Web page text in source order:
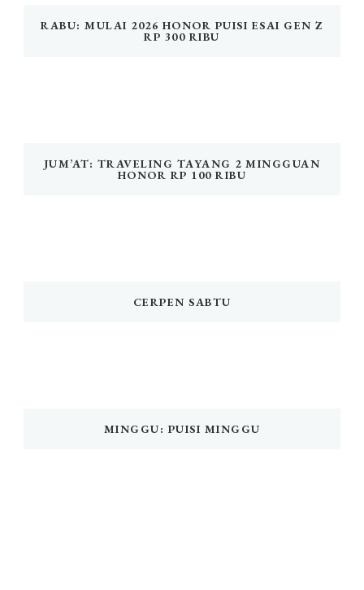
RABU: MULAI 2026 HONOR PUISI ESAI GEN Z
RP 300 RIBU
JUM’AT: TRAVELING TAYANG 2 MINGGUAN
HONOR RP 100 RIBU
CERPEN SABTU
MINGGU: PUISI MINGGU